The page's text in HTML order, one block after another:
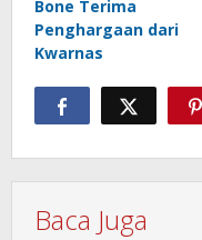
Bone Terima
Penghargaan dari
Kwarnas
Baca Juga